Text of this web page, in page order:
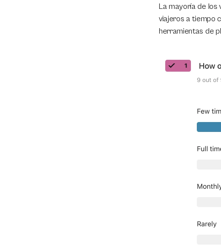
La mayoría de los
viajeros a tiempo
herramientas de